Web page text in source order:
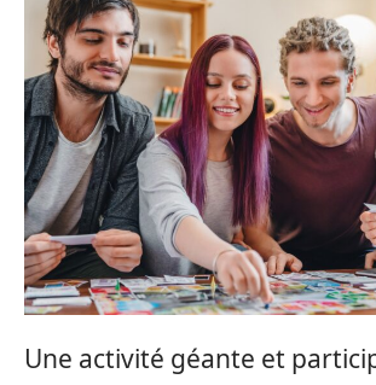
Une activité géante et